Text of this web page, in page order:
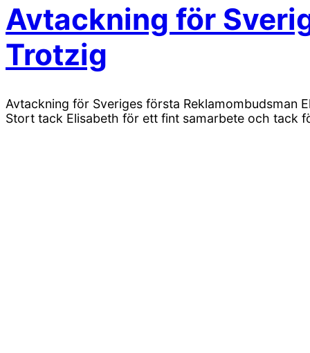
Avtackning för
Trotzig
Avtackning för Sveriges första Reklamombudsman
Stort tack Elisabeth för ett fint samarbete och tack